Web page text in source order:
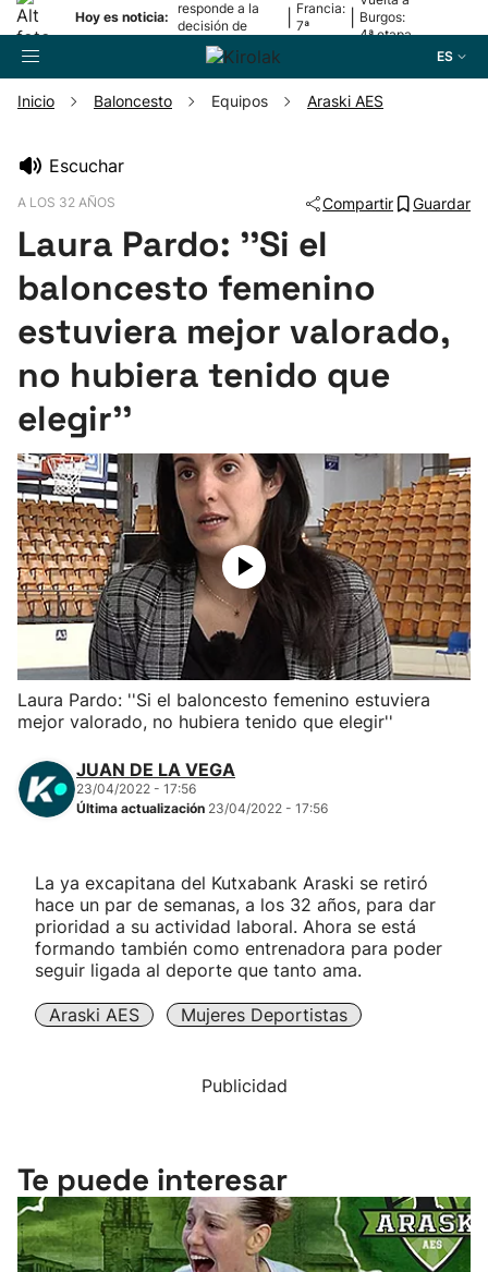
Hoy es noticia:
responde a la
decisión de
Oriamendi
Francia:
7ª
Burgos:
4ª etapa
ES
Pelota
Remo
Ciclismo
Herri-kirolak
Balonmano
Kirolak 360
Atletismo
Carreras de montaña
Más deportes
"Helmuga"
Inicio Baloncesto Equipos Araski AES
Escuchar
A LOS 32 AÑOS Compartir Guardar
Laura Pardo: ''Si el
baloncesto femenino
estuviera mejor valorado,
no hubiera tenido que
elegir''
Laura Pardo: ''Si el baloncesto femenino estuviera
mejor valorado, no hubiera tenido que elegir''
JUAN DE LA VEGA
23/04/2022 - 17:56
Última actualización 23/04/2022 - 17:56
La ya excapitana del Kutxabank Araski se retiró
hace un par de semanas, a los 32 años, para dar
prioridad a su actividad laboral. Ahora se está
formando también como entrenadora para poder
seguir ligada al deporte que tanto ama.
Araski AES Mujeres Deportistas
Publicidad
Te puede interesar